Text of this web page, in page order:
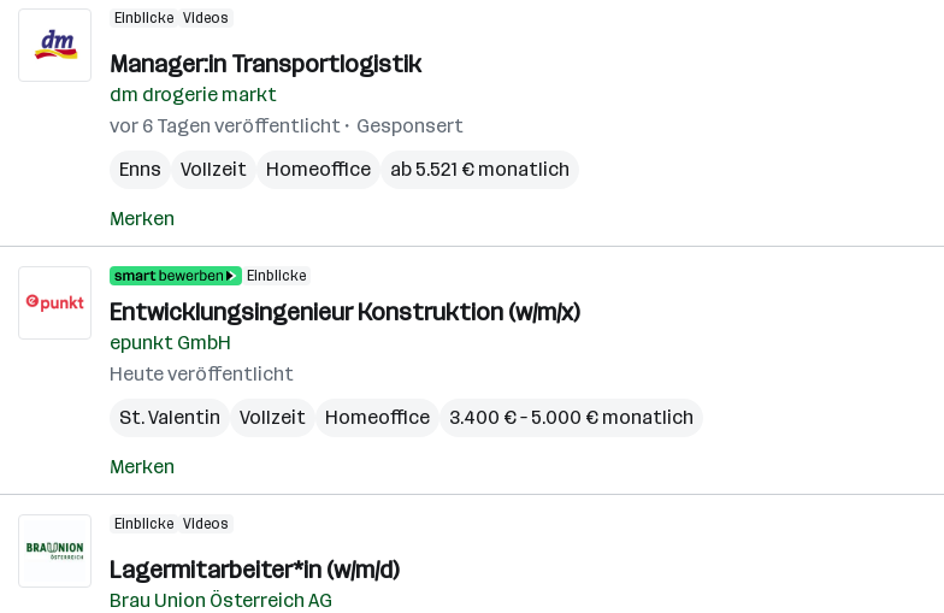
Einblicke Videos
Manager:in Transportlogistik
dm drogerie markt
vor 6 Tagen veröffentlicht
Gesponsert
Enns
Vollzeit Homeoffice ab 5.521 € monatlich
Merken
Einblicke
Entwicklungsingenieur Konstruktion (w/m/x)
epunkt GmbH
Heute veröffentlicht
St. Valentin
Vollzeit Homeoffice 3.400 € – 5.000 € monatlich
Merken
Einblicke Videos
Lagermitarbeiter*in (w/m/d)
Brau Union Österreich AG